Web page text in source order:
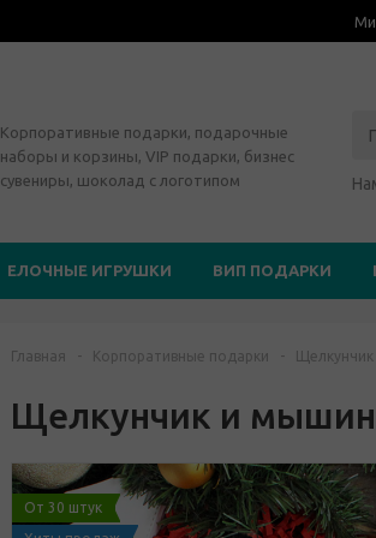
Корпоративные подарки, подарочные
наборы и корзины, VIP подарки, бизнес
сувениры, шоколад с логотипом
ЕЛОЧНЫЕ ИГРУШКИ ВИП ПОДАРКИ
Главная - Корпоративные подарки -
Щелкунчик и
От 30 штук